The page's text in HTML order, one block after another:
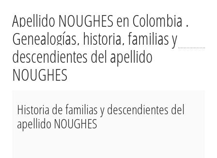
Apellido NOUGHES en Colombia .
Genealogías, historia, familias y
descendientes del apellido
NOUGHES
Historia de familias y descendientes del
apellido NOUGHES